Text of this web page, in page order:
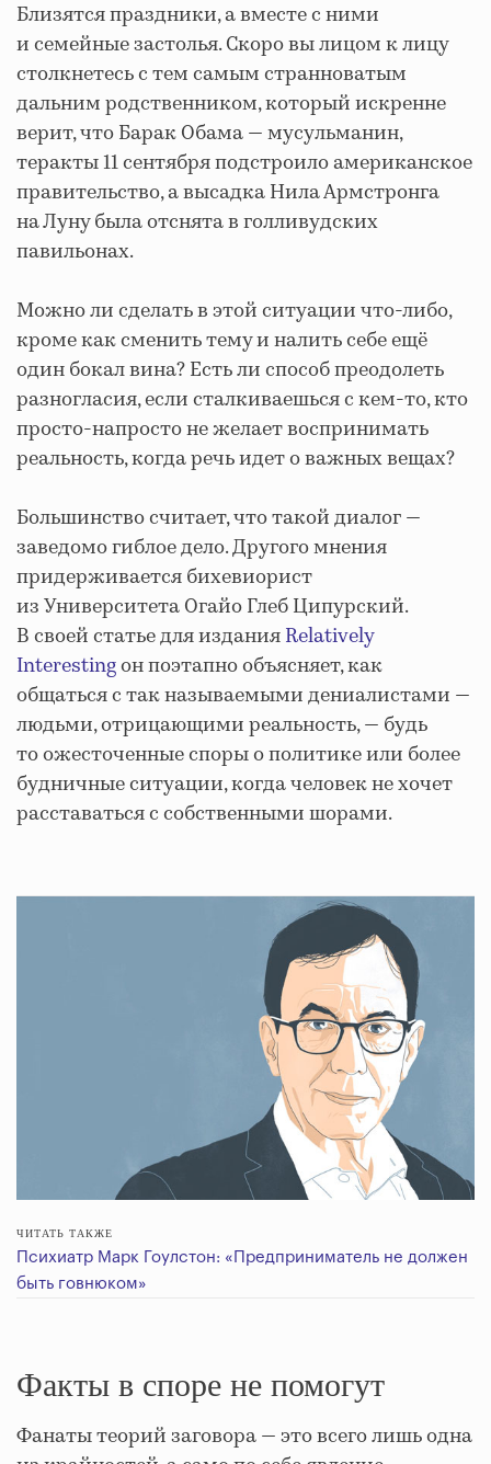
Близятся праздники, а вместе с ними
и семейные застолья. Скоро вы лицом к лицу
столкнетесь с тем самым странноватым
дальним родственником, который искренне
верит, что Барак Обама — мусульманин,
теракты 11 сентября подстроило американское
правительство, а высадка Нила Армстронга
на Луну была отснята в голливудских
павильонах.
Можно ли сделать в этой ситуации что-либо,
кроме как сменить тему и налить себе ещё
один бокал вина? Есть ли способ преодолеть
разногласия, если сталкиваешься с кем-то, кто
просто-напросто не желает воспринимать
реальность, когда речь идет о важных вещах?
Большинство считает, что такой диалог —
заведомо гиблое дело. Другого мнения
придерживается бихевиорист
из Университета Огайо Глеб Ципурский.
В своей статье для изданияRelatively
Interestingон поэтапно объясняет, как
общаться с так называемыми дениалистами —
людьми, отрицающими реальность, — будь
то ожесточенные споры о политике или более
будничные ситуации, когда человек не хочет
расставаться с собственными шорами.
ЧИТАТЬ ТАКЖЕ
Психиатр Марк Гоулстон: «Предприниматель не должен
быть говнюком»
Факты в споре не помогут
Фанаты теорий заговора — это всего лишь одна